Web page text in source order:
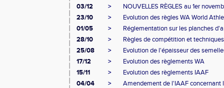
03/12
>
NOUVELLES RÈGLES au 1er
23/10
>
Evolution des règles WA World
01/05
>
Réglementation sur les planches
28/10
>
Règles de compétition et
25/08
>
Evolution de l'épaisseur des
17/12
>
Evolution des règlements WA
15/11
>
Evolution des règlements IAAF
04/04
>
Amendement de l'IAAF concernant